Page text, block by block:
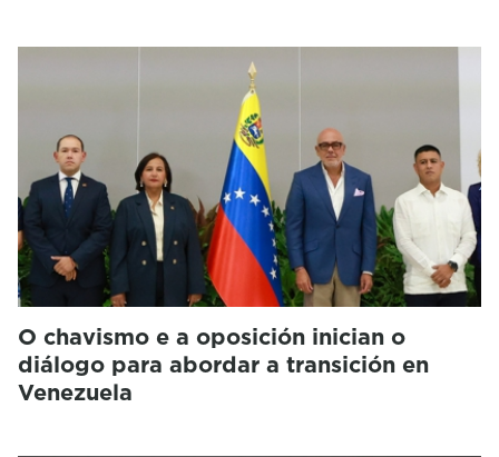
O chavismo e a oposición inician o
diálogo para abordar a transición en
Venezuela